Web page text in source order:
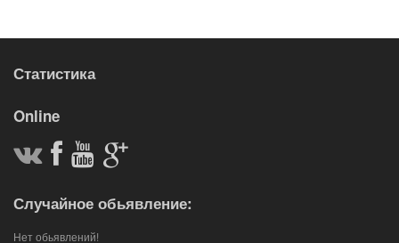
Статистика
Online
Случайное обьявление:
Нет обьявлений!